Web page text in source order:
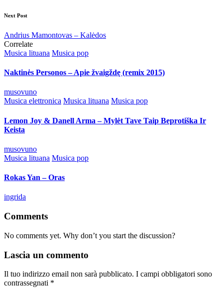
Next Post
Andrius Mamontovas – Kalėdos
Correlate
Posted
Musica lituana Musica pop
Naktinės Personos – Apie žvaigždę (remix 2015)
Posted
by
musovuno
Posted
Musica elettronica Musica lituana Musica pop
Lemon Joy & Danell Arma – Mylėt Tave Taip Beprotiška Ir
Keista
Posted
by
musovuno
Posted
Musica lituana Musica pop
Rokas Yan – Oras
Posted
ingrida
Comments
No comments yet. Why don’t you start the discussion?
Lascia un commento
Il tuo indirizzo email non sarà pubblicato. I campi obbligatori sono
contrassegnati *